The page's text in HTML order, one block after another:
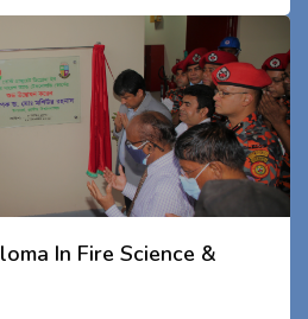
In Fire Science &